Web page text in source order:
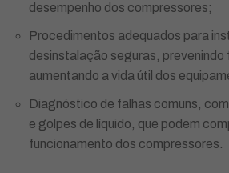
desempenho dos compressores;
Procedimentos adequados para
desinstalação seguras, prevenindo
aumentando a vida útil dos
Diagnóstico de falhas comuns,
e golpes de líquido, que podem
funcionamento dos compressores.